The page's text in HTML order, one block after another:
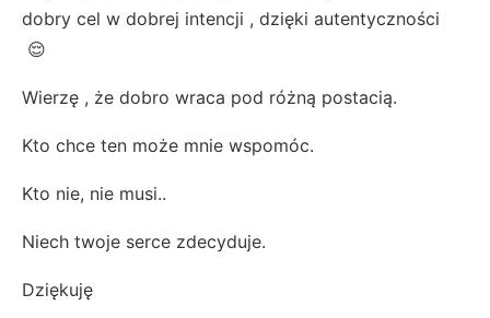
dobry cel w dobrej intencji , dzięki autentyczności
😌
Wierzę , że dobro wraca pod różną postacią.
Kto chce ten może mnie wspomóc.
Kto nie, nie musi..
Niech twoje serce zdecyduje.
Dziękuję